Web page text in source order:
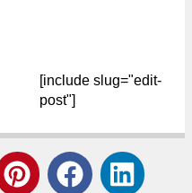
[include slug="edit-
post"]